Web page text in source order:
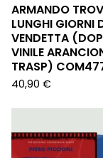
ARMANDO
LUNGHI GIORNI
VENDETTA
VINILE
TRASP)
40,90 €